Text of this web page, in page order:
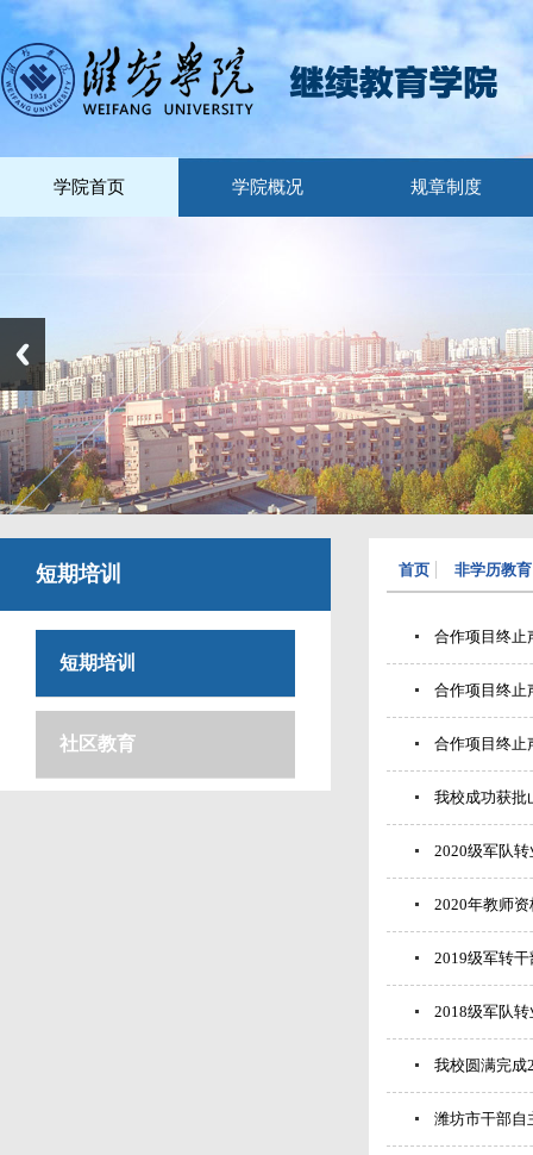
学院首页 学院概况 规章制度
首页 非学历教育
合作项目终止
合作项目终止
合作项目终止
我校成功获批
2020级军队
2020年教师
2019级军转
2018级军队
我校圆满完成
潍坊市干部自
短期培训
短期培训
社区教育